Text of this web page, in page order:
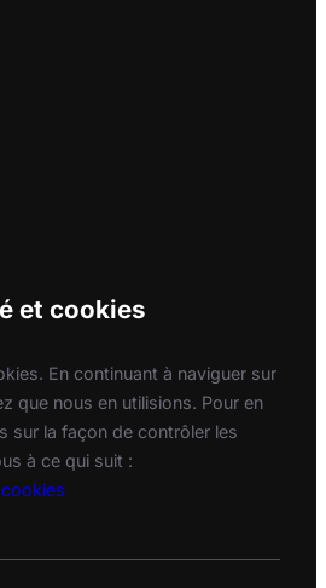
et cookies
En continuant à naviguer sur
que nous en utilisions. Pour en
sur la façon de contrôler les
à ce qui suit :